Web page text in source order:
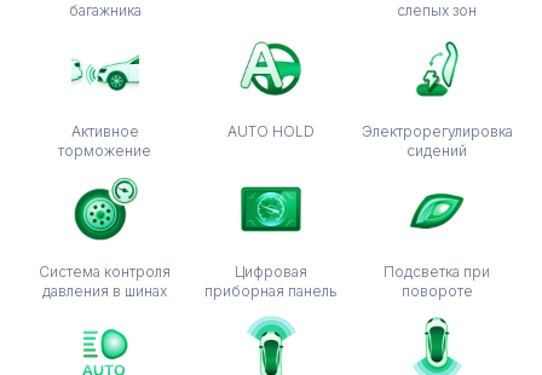
багажника
слепых зон
Активное
торможение
AUTO HOLD
Электрорегулировка
сидений
Система контроля
давления в шинах
Цифровая
приборная панель
Подсветка при
повороте